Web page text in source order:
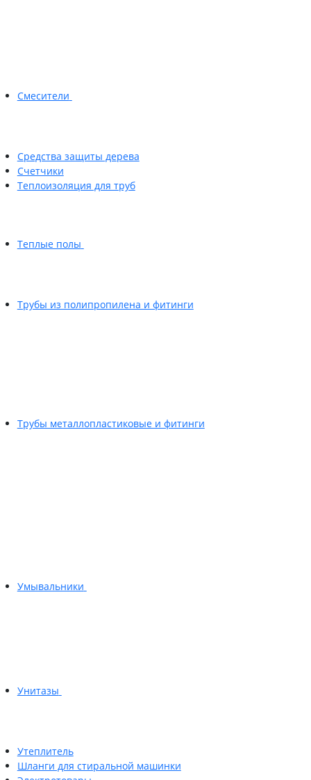
Смесители
Средства защиты дерева
Счетчики
Теплоизоляция для труб
Теплые полы
Трубы из полипропилена и фитинги
Трубы металлопластиковые и фитинги
Умывальники
Унитазы
Утеплитель
Шланги для стиральной машинки